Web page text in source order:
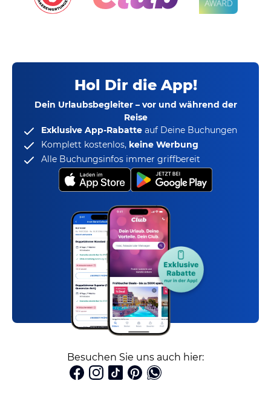
Hol Dir die App!
Dein Urlaubsbegleiter – vor und während der
Reise
Exklusive App-Rabatte auf Deine Buchungen
Komplett kostenlos, keine Werbung
Alle Buchungsinfos immer griffbereit
Besuchen Sie uns auch hier: